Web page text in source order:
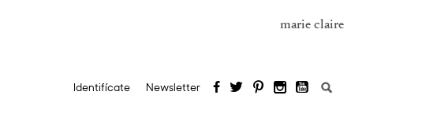
marie claire
Identifícate Newsletter Buscar: